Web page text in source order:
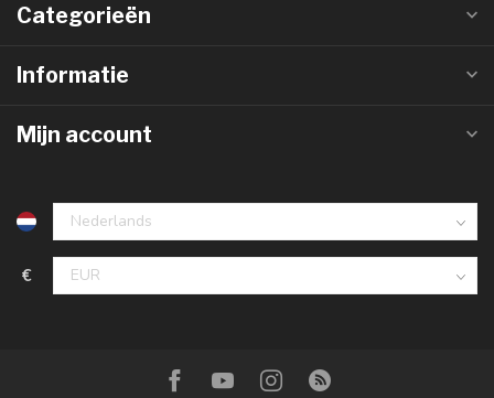
Categorieën
Informatie
Mijn account
€